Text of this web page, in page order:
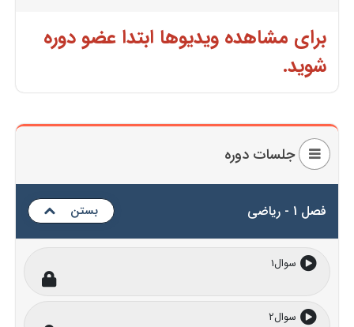
برای مشاهده ویدیوها ابتدا عضو دوره
شوید.
جلسات دوره
فصل 1 - ریاضی بستن
سوال1
سوال2